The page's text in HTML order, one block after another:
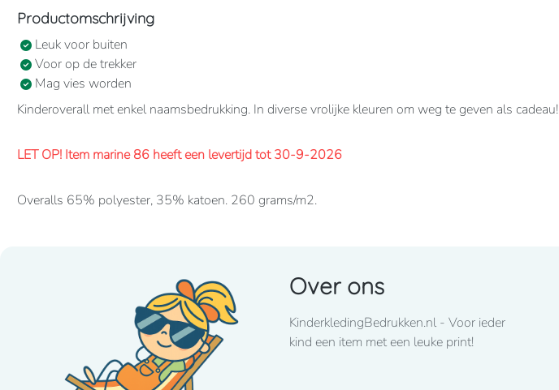
Productomschrijving
Leuk voor buiten
Voor op de trekker
Mag vies worden
Kinderoverall met enkel naamsbedrukking. In diverse vrolijke kleuren om weg te geven als cadeau!
LET OP! Item marine 86 heeft een levertijd tot 30-9-2026
Overalls 65% polyester, 35% katoen. 260 grams/m2.
mits voorradig bij de fabrikant
Lettertype wat standaard wordt toegepast: CooperBlack
Over ons
KinderkledingBedrukken.nl - Voor ieder
kind een item met een leuke print!